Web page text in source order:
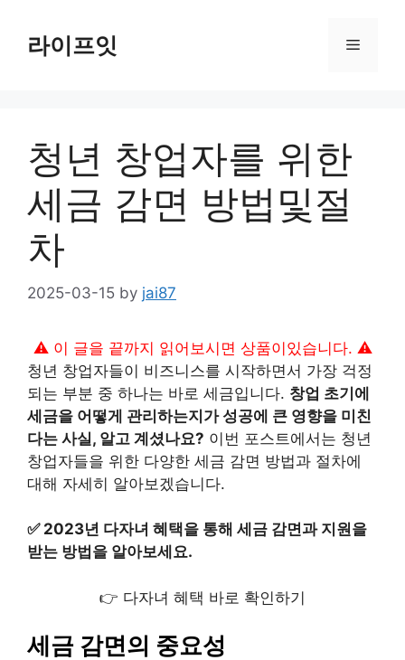
content라이프잇 Menu
청년 창업자를 위한
세금 감면 방법및절
차
2025-03-15 by jai87
⚠️ 이 글을 끝까지 읽어보시면 상품이있습니다. ⚠️
청년 창업자들이 비즈니스를 시작하면서 가장 걱정
되는 부분 중 하나는 바로 세금입니다. 창업 초기에
세금을 어떻게 관리하는지가 성공에 큰 영향을 미친
다는 사실, 알고 계셨나요? 이번 포스트에서는 청년
창업자들을 위한 다양한 세금 감면 방법과 절차에
대해 자세히 알아보겠습니다.
✅ 2023년 다자녀 혜택을 통해 세금 감면과 지원을
받는 방법을 알아보세요.
👉 다자녀 혜택 바로 확인하기
세금 감면의 중요성